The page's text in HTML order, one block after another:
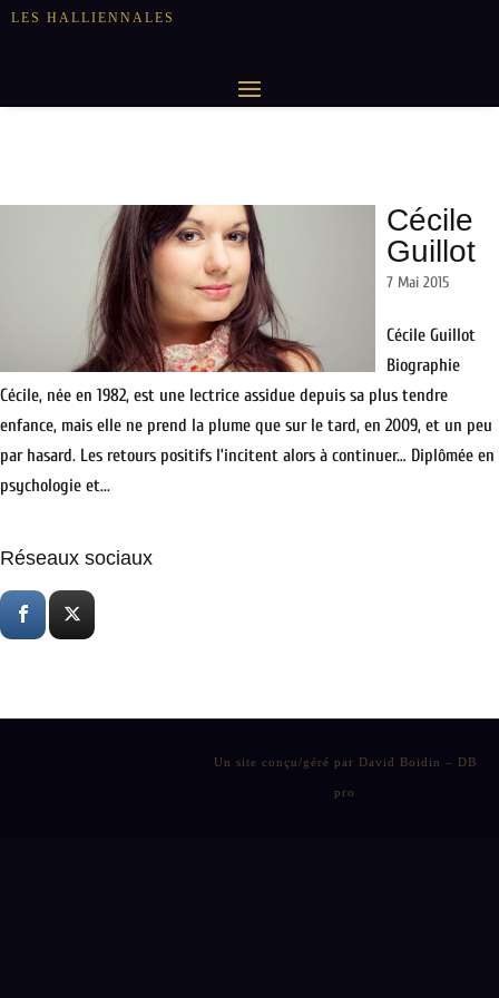
LES HALLIENNALES
Cécile
Guillot
7 Mai 2015
Cécile Guillot
Biographie
Cécile, née en 1982, est une lectrice assidue depuis sa plus tendre
enfance, mais elle ne prend la plume que sur le tard, en 2009, et un peu
par hasard. Les retours positifs l’incitent alors à continuer… Diplômée en
psychologie et...
Réseaux sociaux
Un site conçu/géré par David Boidin – DB
pro